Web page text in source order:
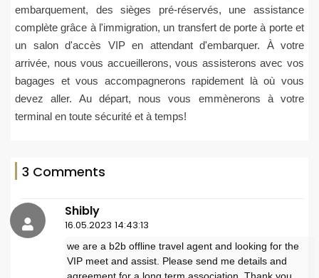
embarquement, des sièges pré-réservés, une assistance
complète grâce à l'immigration, un transfert de porte à porte et
un salon d'accès VIP en attendant d'embarquer. À votre
arrivée, nous vous accueillerons, vous assisterons avec vos
bagages et vous accompagnerons rapidement là où vous
devez aller. Au départ, nous vous emmènerons à votre
terminal en toute sécurité et à temps!
3 Comments
Shibly
16.05.2023 14:43:13
we are a b2b offline travel agent and looking for the
VIP meet and assist. Please send me details and
agreement for a long term association. Thank you.